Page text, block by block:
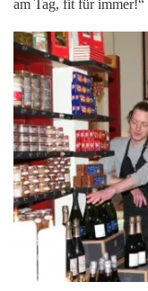
am Tag, fit für immer!“